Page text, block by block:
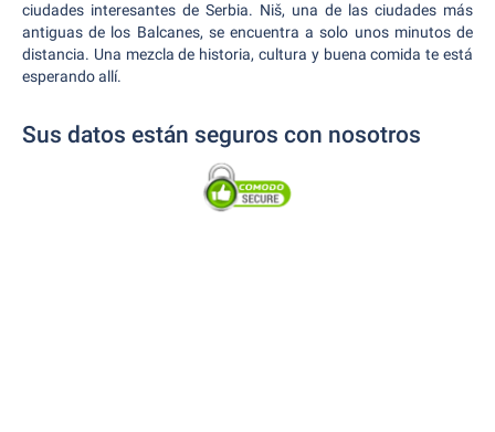
ciudades interesantes de Serbia. Niš, una de las ciudades más
antiguas de los Balcanes, se encuentra a solo unos minutos de
distancia. Una mezcla de historia, cultura y buena comida te está
esperando allí.
Sus datos están seguros con nosotros